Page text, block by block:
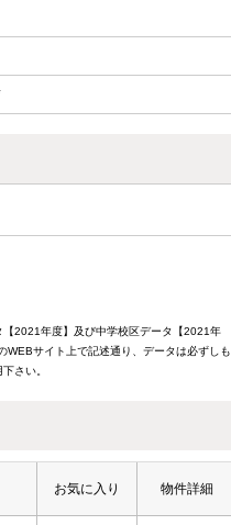
2021年度】及び中学校区データ【2021年
WEBサイト上で記述通り、データは必ずしも
さい。
お気に入り 物件詳細